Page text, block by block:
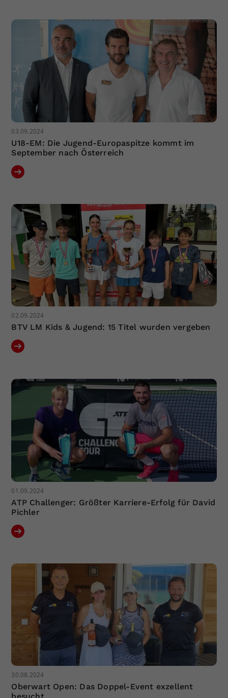
03.09.2024
U18-EM: Die Jugend-Europaspitze kommt im
September nach Österreich
02.09.2024
BTV LM Kids & Jugend: 15 Titel wurden vergeben
01.09.2024
ATP Challenger: Größter Karriere-Erfolg für David
Pichler
30.08.2024
Oberwart Open: Das Doppel-Event exzellent
Einstellungen. Unter anderem eine
zufällig generierte ID, für die
historische Speicherung Ihrer
vorgenommen Einstellungen, falls der
Webseiten-Betreiber dies eingestellt
hat.